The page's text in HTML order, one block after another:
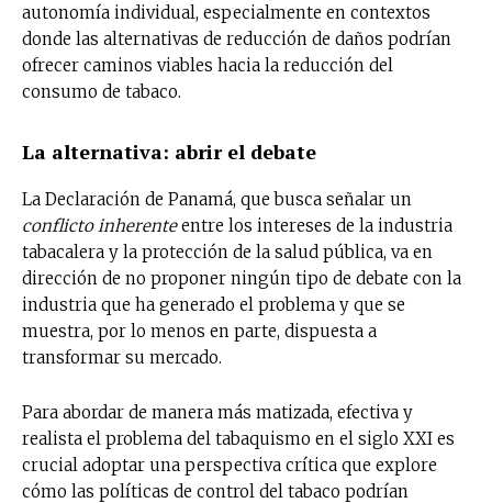
SUBSCRIBIRSE
autonomía individual, especialmente en contextos
donde las alternativas de reducción de daños podrían
ofrecer caminos viables hacia la reducción del
consumo de tabaco.
La alternativa: abrir el debate
La Declaración de Panamá, que busca señalar un
conflicto inherenteentre los intereses de la industria
tabacalera y la protección de la salud pública, va en
dirección de no proponer ningún tipo de debate con la
industria que ha generado el problema y que se
muestra, por lo menos en parte, dispuesta a
transformar su mercado.
Para abordar de manera más matizada, efectiva y
realista el problema del tabaquismo en el siglo XXI es
crucial adoptar una perspectiva crítica que explore
cómo las políticas de control del tabaco podrían